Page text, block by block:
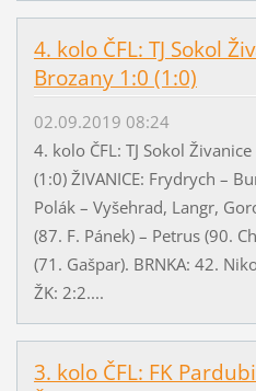
4. kolo ČFL: TJ Sokol
Brozany 1:0 (1:0)
02.09.2019 08:24
4. kolo ČFL: TJ Sokol
(1:0) ŽIVANICE: Frydrych –
Polák – Vyšehrad, Langr,
(87. F. Pánek) – Petrus (90.
(71. Gašpar). BRNKA: 42.
ŽK: 2:2....
3. kolo ČFL: FK